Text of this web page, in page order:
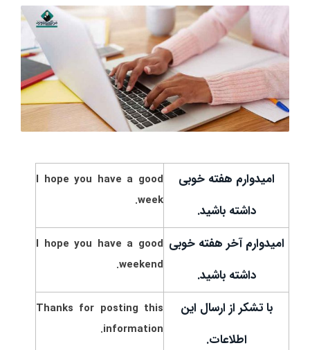
امیدوارم هفته خوبی
داشته باشید.
I hope you have a good
week.
امیدوارم آخر هفته خوبی
داشته باشید.
I hope you have a good
weekend.
با تشکر از ارسال این
اطلاعات.
Thanks for posting this
information.